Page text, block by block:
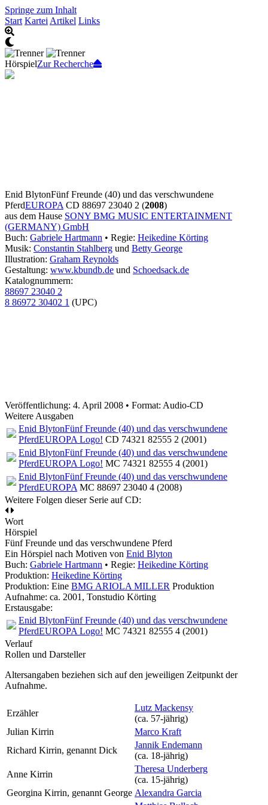
Springe zum Inhalt
Start Kartei Artikel Links
HörspielZur Recherche
Enid BlytonFünf Freunde (40) und das verschwundene
PferdEUROPA CD 88697 23040 2 (2008)
aus dem Hause SONY BMG MUSIC ENTERTAINMENT
(GERMANY) GmbH
Buch: Gabriele Hartmann • Regie: Heikedine Körting
Musik: Constantin Stahlberg und Betty George
Illustration: Graham Reynolds
Gestaltung: www.kbundb.de und Schoedsack.de
Katalognummern:
88697 23040 2
8 86972 30402 1 (UPC)
Veröffentlichung: 4. April 2008 • Format: Audio-CD
Weitere Ausgaben
Enid BlytonFünf Freunde (40) und das verschwundene
PferdEUROPA Logo! CD 74321 82555 2 (2001)
Enid BlytonFünf Freunde (40) und das verschwundene
PferdEUROPA Logo! MC 74321 82555 4 (2001)
Enid BlytonFünf Freunde (40) und das verschwundene
PferdEUROPA MC 88697 23040 4 (2008)
Weitere Folgen dieser Serie auf CD:
Wort
Hörspiel
Fünf Freunde und das verschwundene Pferd
Ein Hörspiel nach Motiven von Enid Blyton
Buch: Gabriele Hartmann • Regie: Heikedine Körting
Produktion: Heikedine Körting
Produktion: Eine BMG ARIOLA MILLER Produktion
Aufnahme: ca. 2001, Tonstudio Körting
Erstausgabe:
Enid BlytonFünf Freunde (40) und das verschwundene
PferdEUROPA Logo! MC 74321 82555 4 (2001)
Verlauf
Rollen und Darsteller
Altersangaben beziehen sich auf den jeweiligen Zeitpunkt der
Aufnahme.
Erzähler
Lutz Mackensy
(ca. 57‑jährig)
Julian Kirrin
Marco Kraft
Richard Kirrin, genannt Dick
Jannik Endemann
(ca. 18‑jährig)
Anne Kirrin
Theresa Underberg
(ca. 15‑jährig)
Georgina Kirrin, genannt George Alexandra Garcia